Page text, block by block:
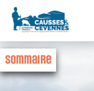
Sommaire